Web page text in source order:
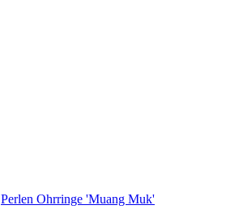
Perlen Ohrringe 'Muang Muk'